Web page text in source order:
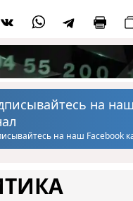
на
на наш Facebook